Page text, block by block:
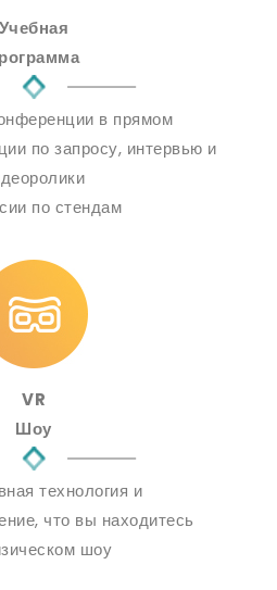
Учебная
в прямом
по запросу, интервью и
по стендам
VR
Шоу
технология и
что вы находитесь
шоу